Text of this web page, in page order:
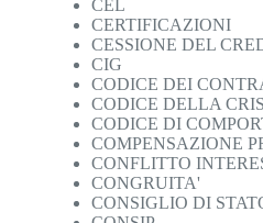
CEL
CERTIFICAZIONI
CESSIONE DEL
CIG
CODICE DEI
CODICE DELLA
CODICE DI
COMPENSAZIONE
CONFLITTO
CONGRUITA'
CONSIGLIO DI